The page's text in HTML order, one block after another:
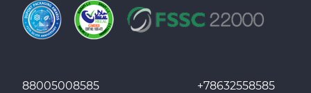
88005008585
+78632558585